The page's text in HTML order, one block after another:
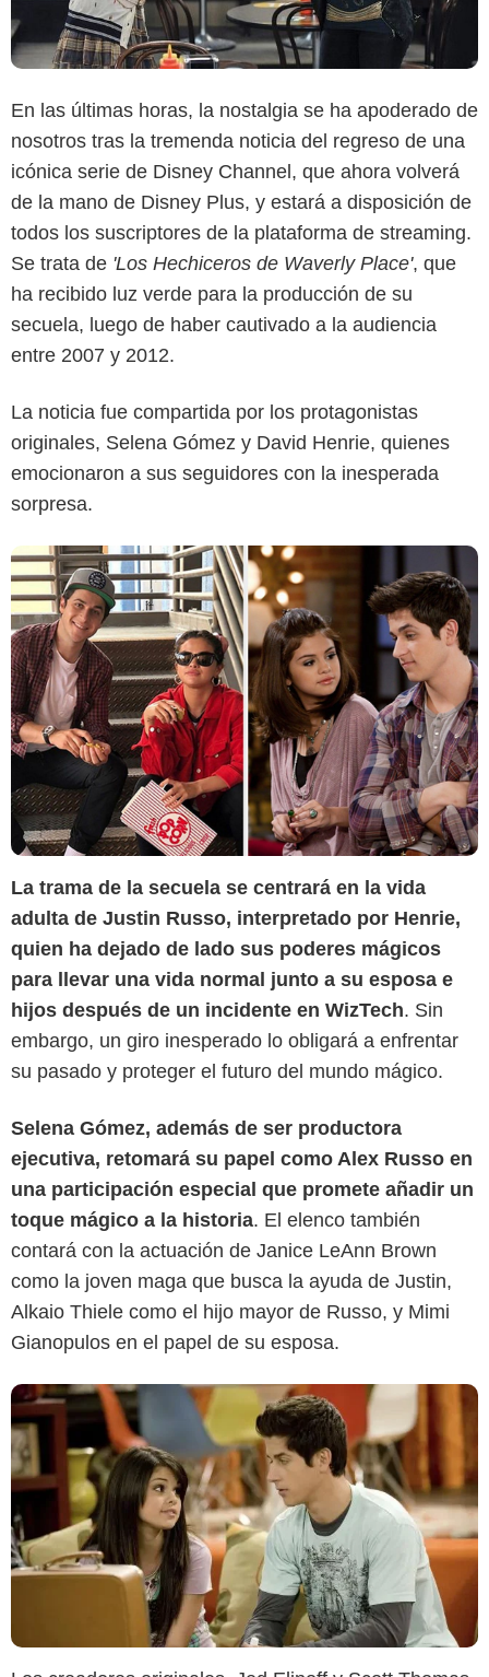
En las últimas horas, la nostalgia se ha apoderado de
nosotros tras la tremenda noticia del regreso de una
icónica serie de Disney Channel, que ahora volverá
de la mano de Disney Plus, y estará a disposición de
todos los suscriptores de la plataforma de streaming.
Se trata de 'Los Hechiceros de Waverly Place', que
ha recibido luz verde para la producción de su
secuela, luego de haber cautivado a la audiencia
entre 2007 y 2012.
La noticia fue compartida por los protagonistas
originales, Selena Gómez y David Henrie, quienes
emocionaron a sus seguidores con la inesperada
sorpresa.
BuzzFeed
La trama de la secuela se centrará en la vida
adulta de Justin Russo, interpretado por Henrie,
quien ha dejado de lado sus poderes mágicos
para llevar una vida normal junto a su esposa e
hijos después de un incidente en WizTech. Sin
embargo, un giro inesperado lo obligará a enfrentar
su pasado y proteger el futuro del mundo mágico.
Selena Gómez, además de ser productora
ejecutiva, retomará su papel como Alex Russo en
una participación especial que promete añadir un
toque mágico a la historia. El elenco también
contará con la actuación de Janice LeAnn Brown
como la joven maga que busca la ayuda de Justin,
Alkaio Thiele como el hijo mayor de Russo, y Mimi
Gianopulos en el papel de su esposa.
Disney+